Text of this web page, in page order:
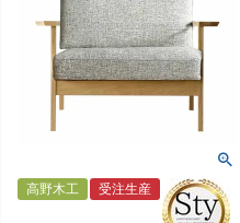
高野木工 受注生産